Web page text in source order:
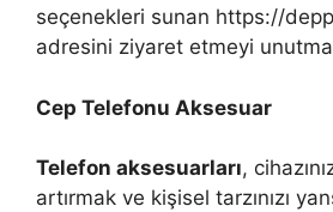
seçenekleri sunan https://
adresini ziyaret etmeyi
Cep Telefonu Aksesuar
Telefon aksesuarları,
artırmak ve kişisel tarzınızı